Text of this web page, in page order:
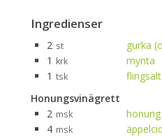
Ingredienser
2 st
gurka
1 krk
mynta
1 tsk
flingsalt
Honungsvinägrett
2 msk honung
4 msk